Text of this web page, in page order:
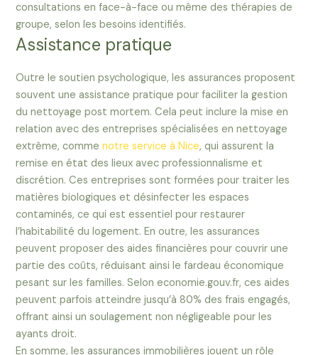
consultations en face-à-face ou même des thérapies de
groupe, selon les besoins identifiés.
Assistance pratique
Outre le soutien psychologique, les assurances proposent
souvent une assistance pratique pour faciliter la gestion
du nettoyage post mortem. Cela peut inclure la mise en
relation avec des entreprises spécialisées en nettoyage
extrême, commenotre service à Nice, qui assurent la
remise en état des lieux avec professionnalisme et
discrétion. Ces entreprises sont formées pour traiter les
matières biologiques et désinfecter les espaces
contaminés, ce qui est essentiel pour restaurer
l’habitabilité du logement. En outre, les assurances
peuvent proposer des aides financières pour couvrir une
partie des coûts, réduisant ainsi le fardeau économique
pesant sur les familles. Selon economie.gouv.fr, ces aides
peuvent parfois atteindre jusqu’à 80% des frais engagés,
offrant ainsi un soulagement non négligeable pour les
ayants droit.
En somme, les assurances immobilières jouent un rôle